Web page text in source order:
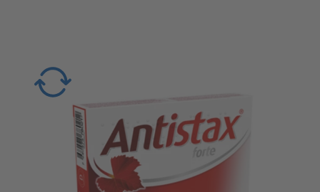
Antistax® forte
Jambes lourdes, fatiguées et douloureuses?
®
forte atténue la douleur, renforce les
parois veineuses et protège les veines.